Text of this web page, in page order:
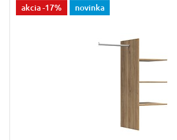
akcia-17% novinka